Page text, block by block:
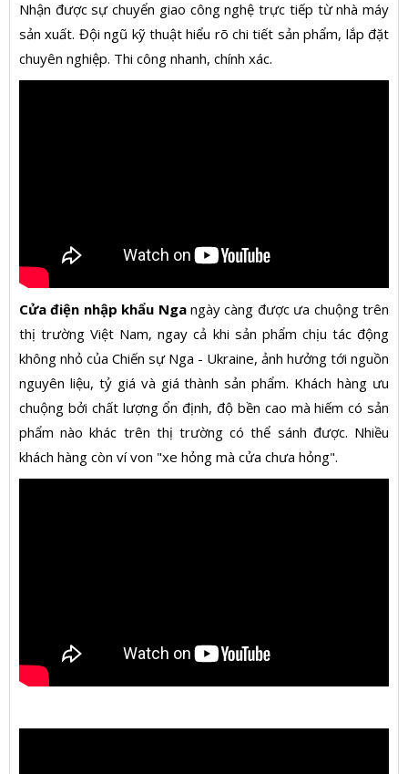
Nhận được sự chuyển giao công nghệ trực tiếp từ nhà máy
sản xuất. Đội ngũ kỹ thuật hiểu rõ chi tiết sản phẩm, lắp đặt
chuyên nghiệp. Thi công nhanh, chính xác.
Cửa điện nhập khẩu Nga ngày càng được ưa chuộng trên
thị trường Việt Nam, ngay cả khi sản phẩm chịu tác động
không nhỏ của Chiến sự Nga - Ukraine, ảnh hưởng tới nguồn
nguyên liệu, tỷ giá và giá thành sản phẩm. Khách hàng ưu
chuộng bởi chất lượng ổn định, độ bền cao mà hiếm có sản
phẩm nào khác trên thị trường có thể sánh được. Nhiều
khách hàng còn ví von "xe hỏng mà cửa chưa hỏng".